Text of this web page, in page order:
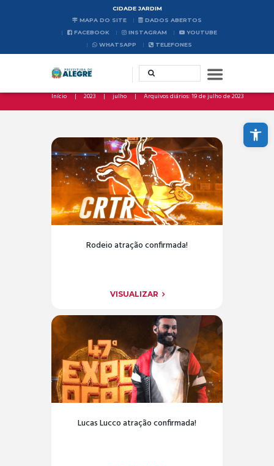
Abrir a barra de ferramentas
CIDADE JARDIM
MAPA DO SITE
DADOS ABERTOS
FACEBOOK
INSTAGRAM
YOUTUBE
WHATSAPP
TELEFONES
Início 2023 julho Arquivos diários: 19 de julho de 2023
Rodeio atração confirmada!
VISUALIZAR
Lucas Lucco atração confirmada!